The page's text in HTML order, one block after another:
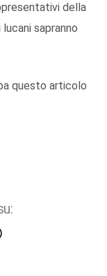
della
sapranno
questo articolo